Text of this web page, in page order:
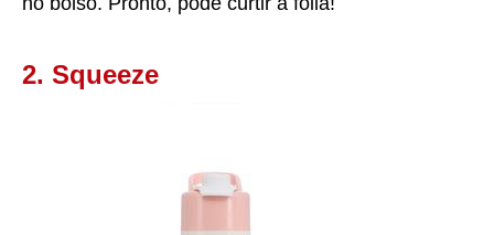
2. Squeeze